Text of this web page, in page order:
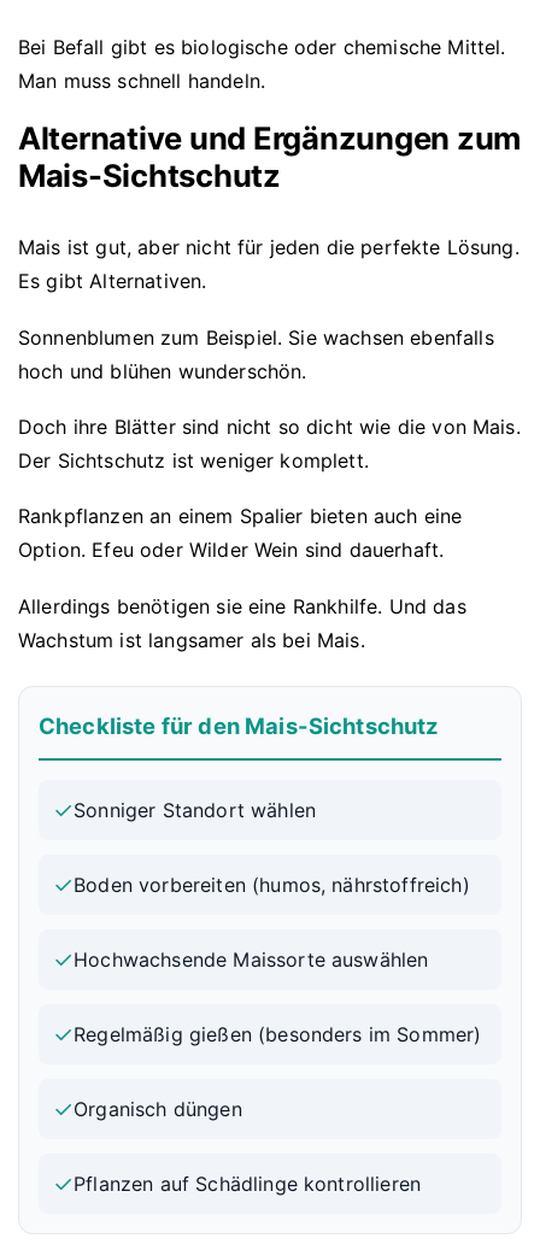
Bei Befall gibt es biologische oder chemische Mittel.
Man muss schnell handeln.
Alternative und Ergänzungen zum
Mais-Sichtschutz
Mais ist gut, aber nicht für jeden die perfekte Lösung.
Es gibt Alternativen.
Sonnenblumen zum Beispiel. Sie wachsen ebenfalls
hoch und blühen wunderschön.
Doch ihre Blätter sind nicht so dicht wie die von Mais.
Der Sichtschutz ist weniger komplett.
Rankpflanzen an einem Spalier bieten auch eine
Option. Efeu oder Wilder Wein sind dauerhaft.
Allerdings benötigen sie eine Rankhilfe. Und das
Wachstum ist langsamer als bei Mais.
Checkliste für den Mais-Sichtschutz
✓Sonniger Standort wählen
✓Boden vorbereiten (humos, nährstoffreich)
✓Hochwachsende Maissorte auswählen
✓Regelmäßig gießen (besonders im Sommer)
✓Organisch düngen
✓Pflanzen auf Schädlinge kontrollieren